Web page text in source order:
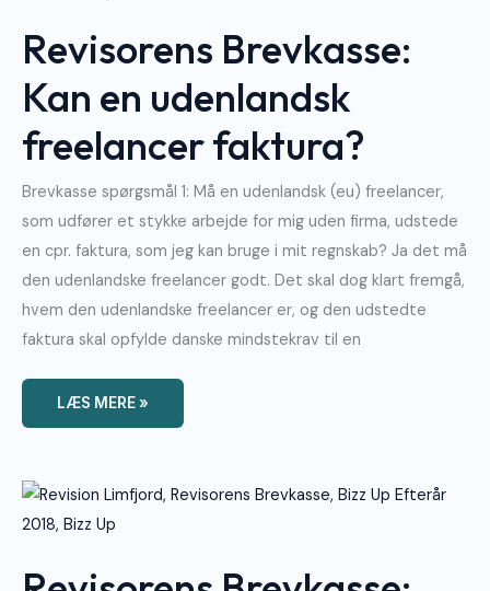
Revisorens Brevkasse:
Kan en udenlandsk
freelancer faktura?
Brevkasse spørgsmål 1: Må en udenlandsk (eu) freelancer,
som udfører et stykke arbejde for mig uden firma, udstede
en cpr. faktura, som jeg kan bruge i mit regnskab? Ja det må
den udenlandske freelancer godt. Det skal dog klart fremgå,
hvem den udenlandske freelancer er, og den udstedte
faktura skal opfylde danske mindstekrav til en
Faktura?
LÆS MERE »
Revisorens
Brevkasse:
Julefrokost
I
Ansatte